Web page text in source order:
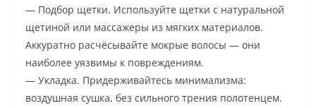
— Подбор щетки. Используйте щетки с натуральной
щетиной или массажеры из мягких материалов.
Аккуратно расчёсывайте мокрые волосы — они
наиболее уязвимы к повреждениям.
— Укладка. Придерживайтесь минимализма:
воздушная сушка, без сильного трения полотенцем.